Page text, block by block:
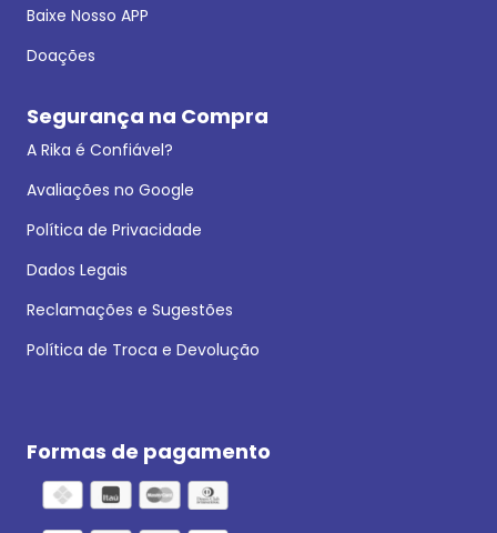
Baixe Nosso APP
Doações
Segurança na Compra
A Rika é Confiável?
Avaliações no Google
Política de Privacidade
Dados Legais
Reclamações e Sugestões
Política de Troca e Devolução
Formas de pagamento